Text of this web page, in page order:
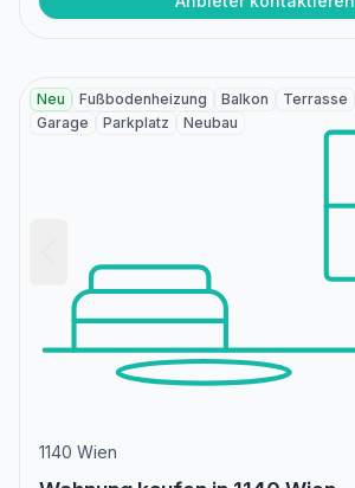
Neu Fußbodenheizung Balkon Terrasse
Garage
Parkplatz Neubau
1140 Wien